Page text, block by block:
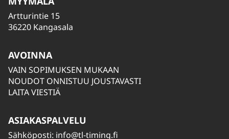
Artturintie 15
36220 Kangasala
AVOINNA
VAIN SOPIMUKSEN MUKAAN
NOUDOT ONNISTUU JOUSTAVASTI
LAITA VIESTIÄ
ASIAKASPALVELU
Sähköposti: info@tl-timing.fi